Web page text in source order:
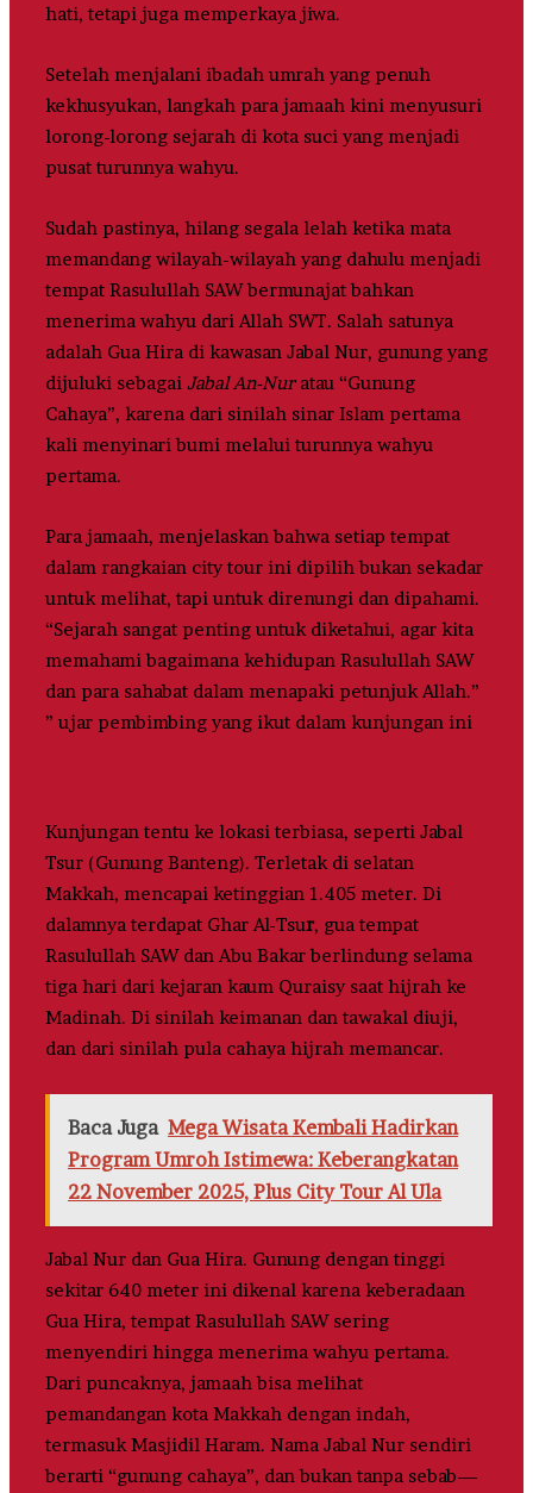
hati, tetapi juga memperkaya jiwa.
Setelah menjalani ibadah umrah yang penuh
kekhusyukan, langkah para jamaah kini menyusuri
lorong-lorong sejarah di kota suci yang menjadi
pusat turunnya wahyu.
Sudah pastinya, hilang segala lelah ketika mata
memandang wilayah-wilayah yang dahulu menjadi
tempat Rasulullah SAW bermunajat bahkan
menerima wahyu dari Allah SWT. Salah satunya
adalah Gua Hira di kawasan Jabal Nur, gunung yang
dijuluki sebagai Jabal An-Nuratau “Gunung
Cahaya”, karena dari sinilah sinar Islam pertama
kali menyinari bumi melalui turunnya wahyu
pertama.
Para jamaah, menjelaskan bahwa setiap tempat
dalam rangkaian city tour ini dipilih bukan sekadar
untuk melihat, tapi untuk direnungi dan dipahami.
“Sejarah sangat penting untuk diketahui, agar kita
memahami bagaimana kehidupan Rasulullah SAW
dan para sahabat dalam menapaki petunjuk Allah.”
” ujar pembimbing yang ikut dalam kunjungan ini
Kunjungan tentu ke lokasi terbiasa, seperti Jabal
Tsur (Gunung Banteng). Terletak di selatan
Makkah, mencapai ketinggian 1.405 meter. Di
dalamnya terdapat Ghar Al-Tsur, gua tempat
Rasulullah SAW dan Abu Bakar berlindung selama
tiga hari dari kejaran kaum Quraisy saat hijrah ke
Madinah. Di sinilah keimanan dan tawakal diuji,
dan dari sinilah pula cahaya hijrah memancar.
Baca Juga Mega Wisata Kembali Hadirkan
Program Umroh Istimewa: Keberangkatan
22 November 2025, Plus City Tour Al Ula
Jabal Nur dan Gua Hira. Gunung dengan tinggi
sekitar 640 meter ini dikenal karena keberadaan
Gua Hira, tempat Rasulullah SAW sering
menyendiri hingga menerima wahyu pertama.
Dari puncaknya, jamaah bisa melihat
pemandangan kota Makkah dengan indah,
termasuk Masjidil Haram. Nama Jabal Nur sendiri
berarti “gunung cahaya”, dan bukan tanpa sebab—